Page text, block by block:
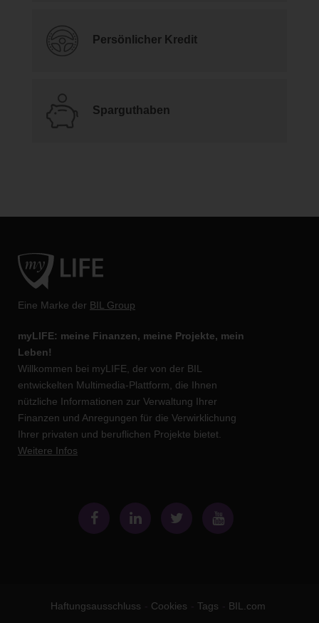
Persönlicher Kredit
Sparguthaben
Eine Marke der BIL Group
myLIFE: meine Finanzen, meine Projekte, mein
Leben!
Willkommen bei myLIFE, der von der BIL
entwickelten Multimedia-Plattform, die Ihnen
nützliche Informationen zur Verwaltung Ihrer
Finanzen und Anregungen für die Verwirklichung
Ihrer privaten und beruflichen Projekte bietet.
Weitere Infos
Haftungsausschluss Cookies Tags BIL.com